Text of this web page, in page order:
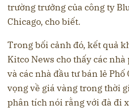
trường trưởng của công ty
Chicago, cho biết.
Trong bối cảnh đó, kết quả
Kitco News cho thấy các
và các nhà đầu tư bán lẻ
vọng về giá vàng trong thời
phân tích nói rằng với đà đi